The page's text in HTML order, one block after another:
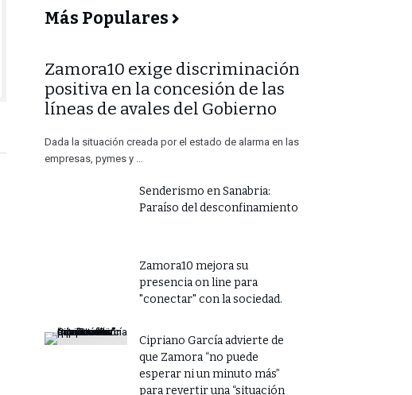
Destacadas
29 de septiembre de 2020
28 de septiembre de 2020
Consejo General.
Más Populares
​Zamora10 exige discriminación
positiva en la concesión de las
líneas de avales del Gobierno
Dada la situación creada por el estado de alarma en las
empresas, pymes y …
Senderismo en Sanabria:
Paraíso del desconfinamiento
Zamora10 mejora su
presencia on line para
"conectar" con la sociedad.
​Cipriano García advierte de
que Zamora “no puede
esperar ni un minuto más”
para revertir una “situación